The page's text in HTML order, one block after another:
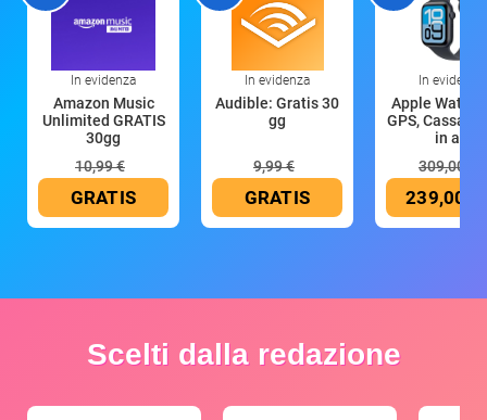
In evidenza
Amazon Music
Unlimited GRATIS
30gg
10,99 €
GRATIS
In evidenza
Audible: Gratis 30
gg
9,99 €
GRATIS
In evidenza
Apple Watch
GPS, Cassa
in all
309,00 €
239,00 €
Scelti dalla redazione